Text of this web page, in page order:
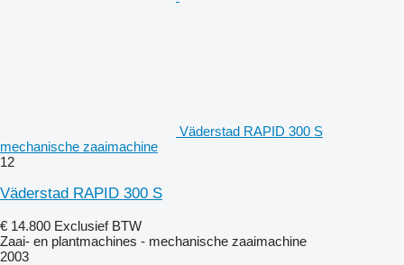
Väderstad RAPID 300 S
mechanische zaaimachine
12
Väderstad RAPID 300 S
€ 14.800 Exclusief BTW
Zaai- en plantmachines - mechanische zaaimachine
2003